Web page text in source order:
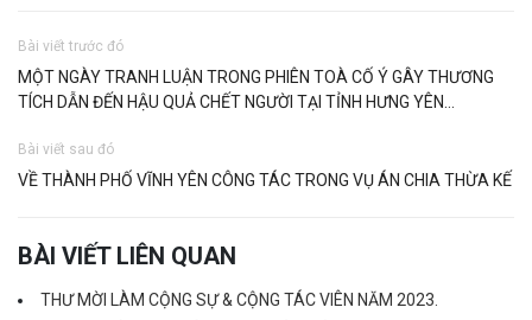
Bài viết trước đó
MỘT NGÀY TRANH LUẬN TRONG PHIÊN TOÀ CỐ Ý GÂY THƯƠNG
TÍCH DẪN ĐẾN HẬU QUẢ CHẾT NGƯỜI TẠI TỈNH HƯNG YÊN…
Bài viết sau đó
VỀ THÀNH PHỐ VĨNH YÊN CÔNG TÁC TRONG VỤ ÁN CHIA THỪA KẾ
BÀI VIẾT LIÊN QUAN
THƯ MỜI LÀM CỘNG SỰ & CỘNG TÁC VIÊN NĂM 2023.